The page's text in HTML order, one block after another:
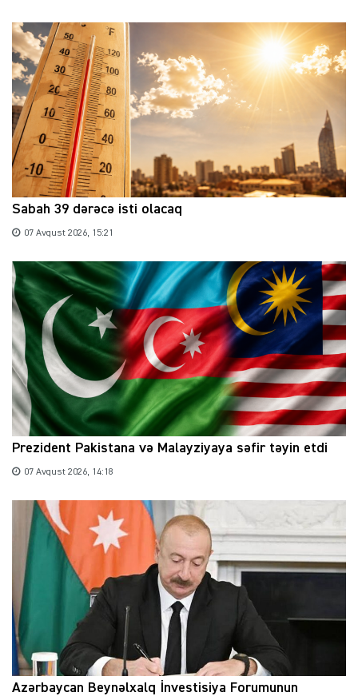
Sabah 39 dərəcə isti olacaq
07 Avqust 2026, 15:21
Prezident Pakistana və Malayziyaya səfir təyin etdi
07 Avqust 2026, 14:18
Azərbaycan Beynəlxalq İnvestisiya Forumunun